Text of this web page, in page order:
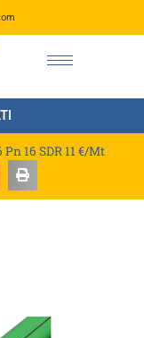
Pn 16 SDR 11 €/Mt